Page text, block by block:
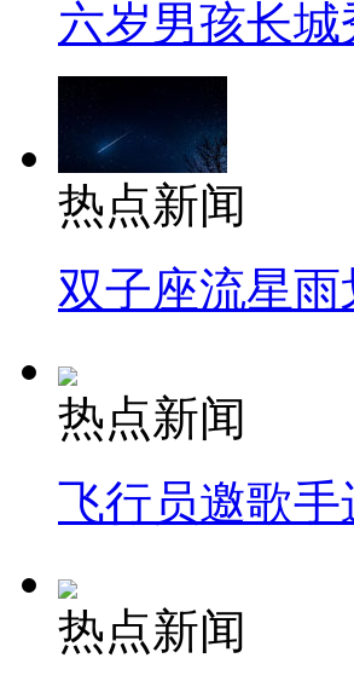
六岁男孩长
热点新闻
双子座流星雨
热点新闻
飞行员邀歌
热点新闻